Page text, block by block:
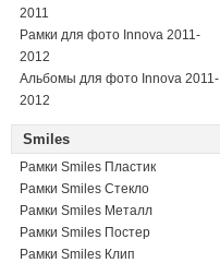
2011
Рамки для фото Innova 2011-
2012
Альбомы для фото Innova 2011-
2012
Smiles
Рамки Smiles Пластик
Рамки Smiles Стекло
Рамки Smiles Металл
Рамки Smiles Постер
Рамки Smiles Клип